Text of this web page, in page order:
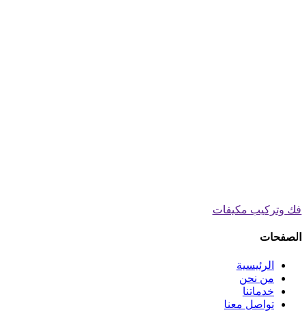
فك وتركيب مكيفات
الصفحات
الرئيسية
من نحن
خدماتنا
تواصل معنا